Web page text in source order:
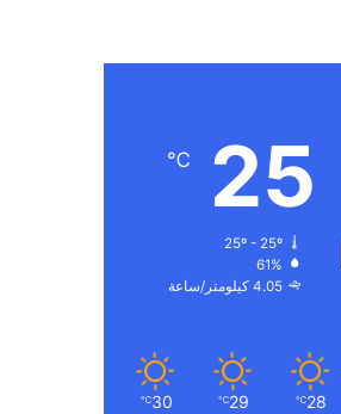
25
℃
25º - 25º
61%
4.05 كيلومتر/ساعة
28
℃
29
℃
30
℃